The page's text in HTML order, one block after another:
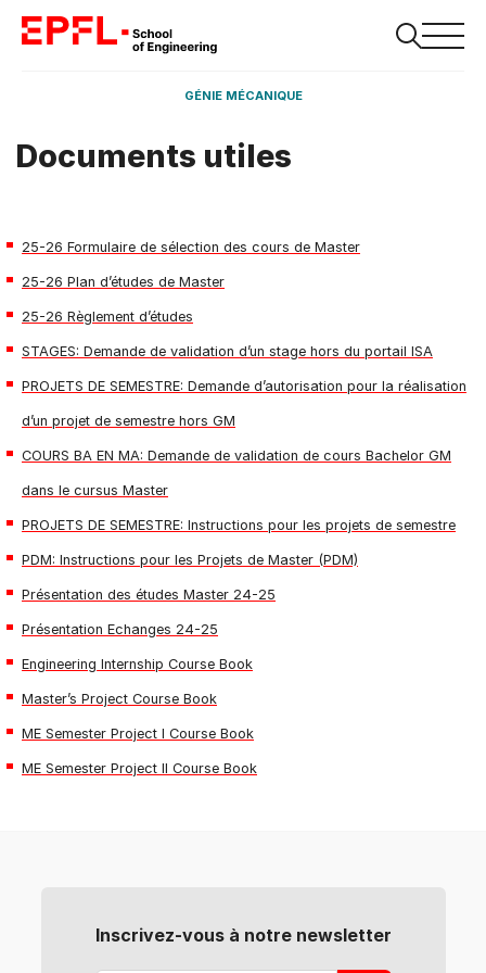
GÉNIE MÉCANIQUE
Documents utiles
25-26 Formulaire de sélection des cours de Master
25-26 Plan d’études de Master
25-26 Règlement d’études
STAGES: Demande de validation d’un stage hors du portail ISA
PROJETS DE SEMESTRE: Demande d’autorisation pour la réalisation
d’un projet de semestre hors GM
COURS BA EN MA: Demande de validation de cours Bachelor GM
dans le cursus Master
PROJETS DE SEMESTRE: Instructions pour les projets de semestre
PDM: Instructions pour les Projets de Master (PDM)
Présentation des études Master 24-25
Présentation Echanges 24-25
Engineering Internship Course Book
Master’s Project Course Book
ME Semester Project I Course Book
ME Semester Project II Course Book
Inscrivez-vous à notre newsletter